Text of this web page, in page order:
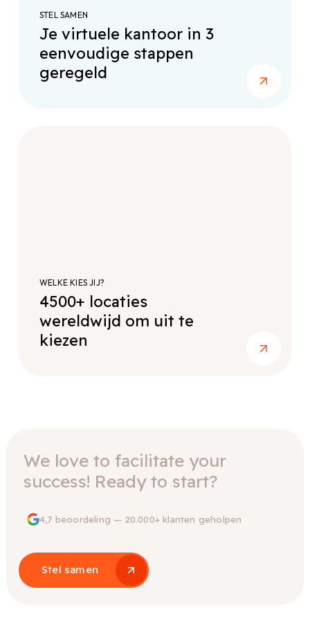
STEL SAMEN
Je virtuele kantoor in 3
eenvoudige stappen
geregeld
WELKE KIES JIJ?
4500+ locaties
wereldwijd om uit te
kiezen
We love to facilitate your
success! Ready to start?
4,7 beoordeling — 20.000+ klanten geholpen
Stel samen